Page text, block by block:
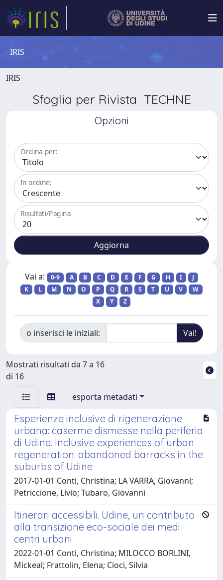
IRIS
IRIS
Sfoglia per Rivista TECHNE
Opzioni
Ordina per:
In ordine:
Risultati/Pagina
Vai a: 0-9 A B C D E F G H I
J
K
L M N O P Q R S T U V
W
X
Y Z
o inserisci le iniziali:
Mostrati risultati da 7 a 16
di 16
esporta metadati
Esperienze inclusive di rigenerazione
urbana: caserme dismesse nella periferia
di Udine. Inclusive experiences of urban
regeneration: abandoned barracks in the
suburbs of Udine
2017-01-01 Conti, Christina; LA VARRA, Giovanni;
Petriccione, Livio; Tubaro, Giovanni
Itinerari accessibili. Udine, un contributo
alla transizione eco-sociale dei medi
centri urbani
2022-01-01 Conti, Christina; MILOCCO BORLINI,
Mickeal; Frattolin, Elena; Cioci, Silvia